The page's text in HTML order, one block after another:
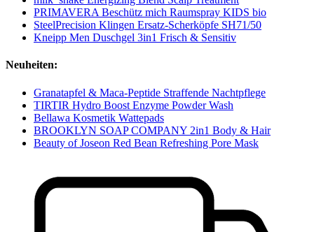
PRIMAVERA Beschütz mich Raumspray KIDS bio
SteelPrecision Klingen Ersatz-Scherköpfe SH71/50
Kneipp Men Duschgel 3in1 Frisch & Sensitiv
Neuheiten:
Granatapfel & Maca-Peptide Straffende Nachtpflege
TIRTIR Hydro Boost Enzyme Powder Wash
Bellawa Kosmetik Wattepads
BROOKLYN SOAP COMPANY 2in1 Body & Hair
Beauty of Joseon Red Bean Refreshing Pore Mask